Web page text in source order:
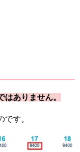
はありません。
す。